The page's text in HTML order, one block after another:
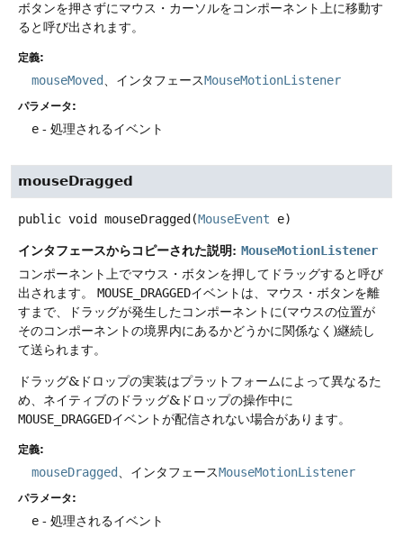
ボタンを押さずにマウス・カーソルをコンポーネント上に移動す
ると呼び出されます。
定義:
mouseMoved 、インタフェースMouseMotionListener
パラメータ:
e - 処理されるイベント
mouseDragged
public void mouseDragged (MouseEvent e)
インタフェースからコピーされた説明: MouseMotionListener
コンポーネント上でマウス・ボタンを押してドラッグすると呼び
出されます。
MOUSE_DRAGGEDイベントは、マウス・ボタンを離
すまで、ドラッグが発生したコンポーネントに(マウスの位置が
そのコンポーネントの境界内にあるかどうかに関係なく)継続し
て送られます。
ドラッグ&ドロップの実装はプラットフォームによって異なるた
め、ネイティブのドラッグ&ドロップの操作中に
MOUSE_DRAGGEDイベントが配信されない場合があります。
定義:
mouseDragged 、インタフェースMouseMotionListener
パラメータ:
e - 処理されるイベント